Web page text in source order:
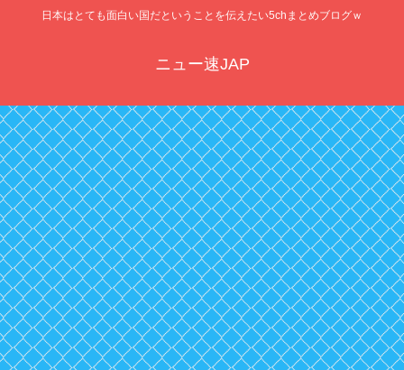
日本はとても面白い国だということを伝えたい5chまとめブログｗ
ニュー速JAP